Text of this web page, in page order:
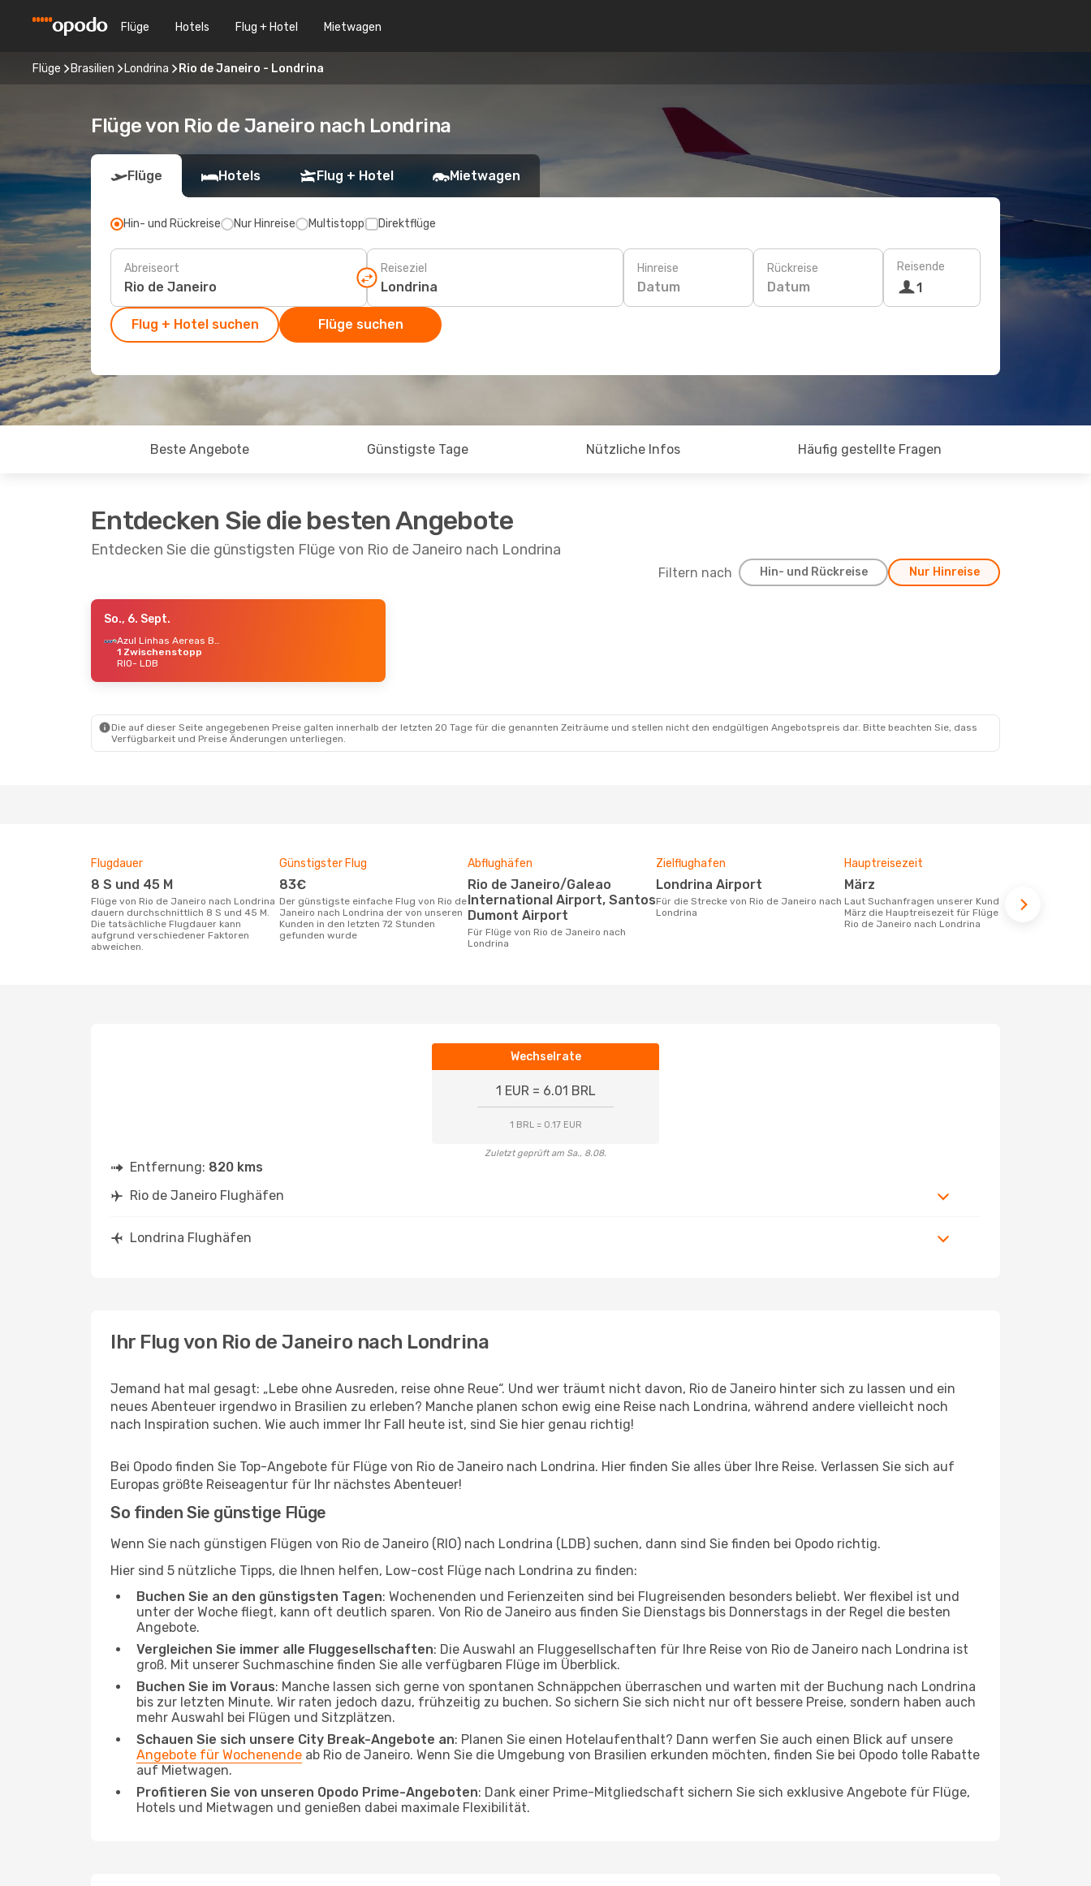
Flüge Hotels Flug + Hotel Mietwagen
Flüge Brasilien Londrina Rio de Janeiro - Londrina
Flüge von Rio de Janeiro nach Londrina
Flüge Hotels Flug + Hotel Mietwagen
Hin- und Rückreise Nur Hinreise Multistopp Direktflüge
Abreiseort Reiseziel Hinreise
Datum
Rückreise
Datum
Reisende
1
Flug + Hotel suchen Flüge suchen
Beste Angebote Günstigste Tage Nützliche Infos Häufig gestellte Fragen
Entdecken Sie die besten Angebote
Entdecken Sie die günstigsten Flüge von Rio de Janeiro nach Londrina
Filtern nach Hin- und Rückreise Nur Hinreise
Azul Linhas Aereas Brasileiras
So., 6. Sept.
Azul Linhas Aereas Brasileiras
1 Zwischenstopp
RIO- LDB
Die auf dieser Seite angegebenen Preise galten innerhalb der letzten 20 Tage für die genannten Zeiträume und stellen nicht den endgültigen Angebotspreis dar. Bitte beachten Sie, dass
Verfügbarkeit und Preise Änderungen unterliegen.
Flugdauer
8 S und 45 M
Flüge von Rio de Janeiro nach Londrina
dauern durchschnittlich 8 S und 45 M.
Die tatsächliche Flugdauer kann
aufgrund verschiedener Faktoren
abweichen.
Günstigster Flug
83€
Der günstigste einfache Flug von Rio de
Janeiro nach Londrina der von unseren
Kunden in den letzten 72 Stunden
gefunden wurde
Abflughäfen
Rio de Janeiro/Galeao
International Airport, Santos
Dumont Airport
Für Flüge von Rio de Janeiro nach
Londrina
Zielflughafen
Londrina Airport
Für die Strecke von Rio de Janeiro nach
Londrina
Hauptreisezeit
März
Laut Suchanfragen unserer Kunden ist
März die Hauptreisezeit für Flüge von
Rio de Janeiro nach Londrina
Wechselrate
1 EUR = 6.01 BRL
1 BRL = 0.17 EUR
Zuletzt geprüft am Sa., 8.08.
Entfernung: 820 kms
Rio de Janeiro Flughäfen
Londrina Flughäfen
Ihr Flug von Rio de Janeiro nach Londrina
Jemand hat mal gesagt: „Lebe ohne Ausreden, reise ohne Reue“. Und wer träumt nicht davon, Rio de Janeiro hinter sich zu lassen und ein
neues Abenteuer irgendwo in Brasilien zu erleben? Manche planen schon ewig eine Reise nach Londrina, während andere vielleicht noch
nach Inspiration suchen. Wie auch immer Ihr Fall heute ist, sind Sie hier genau richtig!
Bei Opodo finden Sie Top-Angebote für Flüge von Rio de Janeiro nach Londrina. Hier finden Sie alles über Ihre Reise. Verlassen Sie sich auf
Europas größte Reiseagentur für Ihr nächstes Abenteuer!
So finden Sie günstige Flüge
Wenn Sie nach günstigen Flügen von Rio de Janeiro (RIO) nach Londrina (LDB) suchen, dann sind Sie finden bei Opodo richtig.
Hier sind 5 nützliche Tipps, die Ihnen helfen, Low-cost Flüge nach Londrina zu finden:
Buchen Sie an den günstigsten Tagen: Wochenenden und Ferienzeiten sind bei Flugreisenden besonders beliebt. Wer flexibel ist und
unter der Woche fliegt, kann oft deutlich sparen. Von Rio de Janeiro aus finden Sie Dienstags bis Donnerstags in der Regel die besten
Angebote.
Vergleichen Sie immer alle Fluggesellschaften: Die Auswahl an Fluggesellschaften für Ihre Reise von Rio de Janeiro nach Londrina ist
groß. Mit unserer Suchmaschine finden Sie alle verfügbaren Flüge im Überblick.
Buchen Sie im Voraus: Manche lassen sich gerne von spontanen Schnäppchen überraschen und warten mit der Buchung nach Londrina
bis zur letzten Minute. Wir raten jedoch dazu, frühzeitig zu buchen. So sichern Sie sich nicht nur oft bessere Preise, sondern haben auch
mehr Auswahl bei Flügen und Sitzplätzen.
Schauen Sie sich unsere City Break-Angebote an: Planen Sie einen Hotelaufenthalt? Dann werfen Sie auch einen Blick auf unsere
Angebote für Wochenende ab Rio de Janeiro. Wenn Sie die Umgebung von Brasilien erkunden möchten, finden Sie bei Opodo tolle Rabatte
auf Mietwagen.
Profitieren Sie von unseren Opodo Prime-Angeboten: Dank einer Prime-Mitgliedschaft sichern Sie sich exklusive Angebote für Flüge,
Hotels und Mietwagen und genießen dabei maximale Flexibilität.